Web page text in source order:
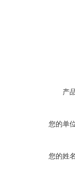
产
您的单
您的姓